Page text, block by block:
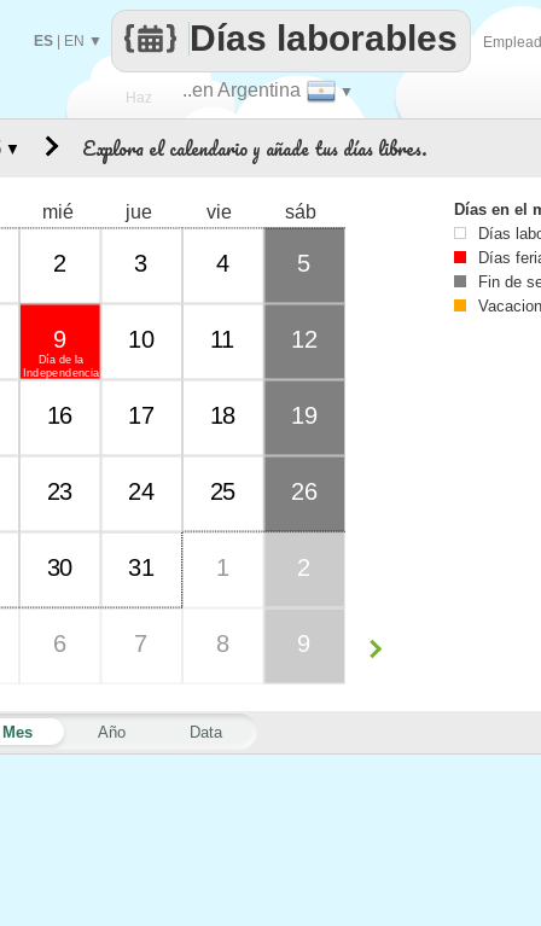
Haz ..en Argentina ▼
Días laborables
ES EN ▼
Explora el calendario y añade tus días libres.
Mes Año Data
mié jue vie sáb
2 3 4 5
Día de la
Independencia
9 10 11 12
16 17 18 19
23 24 25 26
30 31 1 2
6 7 8 9
▼
Días en el
Días
Días
Fin de